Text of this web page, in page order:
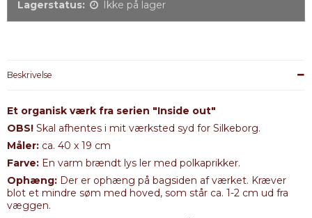
Lagerstatus: Ikke på lager
Beskrivelse
Et organisk værk fra serien "Inside out"
OBS! Skal afhentes i mit værksted syd for Silkeborg.
Måler: ca. 40 x 19 cm
Farve: En varm brændt lys ler med polkaprikker.
Ophæng: Der er ophæng på bagsiden af værket. Kræver
blot et mindre søm med hoved, som står ca. 1-2 cm ud fra
væggen.